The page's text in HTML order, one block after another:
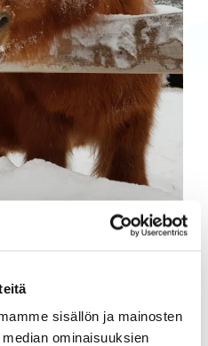
sisällön ja mainosten
ominaisuuksien
nyt